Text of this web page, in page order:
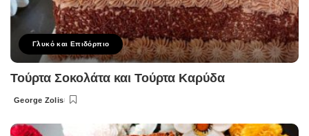
Γλυκό και Επιδόρπιο
Τούρτα Σοκολάτα και Τούρτα Καρύδα
Posted
George Zolis